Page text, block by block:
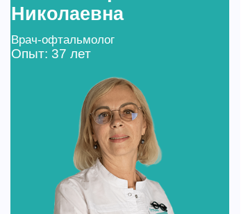
Николаевна
Врач-офтальмолог
Опыт: 37 лет